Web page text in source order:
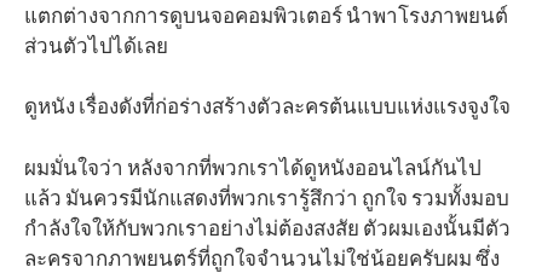
แตกต่างจากการดูบนจอคอมพิวเตอร์ นำพาโรงภาพยนต์
ส่วนตัวไปได้เลย
ดูหนัง เรื่องดังที่ก่อร่างสร้างตัวละครต้นแบบแห่งแรงจูงใจ
ผมมั่นใจว่า หลังจากที่พวกเราได้ดูหนังออนไลน์กันไป
แล้ว มันควรมีนักแสดงที่พวกเรารู้สึกว่า ถูกใจ รวมทั้งมอบ
กำลังใจให้กับพวกเราอย่างไม่ต้องสงสัย ตัวผมเองนั้นมีตัว
ละครจากภาพยนตร์ที่ถูกใจจำนวนไม่ใช่น้อยครับผม ซึ่ง